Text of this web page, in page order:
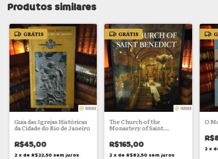
Produtos similares
GRÁTIS
Guia das Igrejas Históricas
da Cidade do Rio de Janeiro
R$45,00
2 x de R$22,50 sem juros
GRÁTIS
The Church of the
Monastery of Saint
Benedict of Rio de Janeiro
R$165,00
2 x de R$82,50 sem juros
O
2 x